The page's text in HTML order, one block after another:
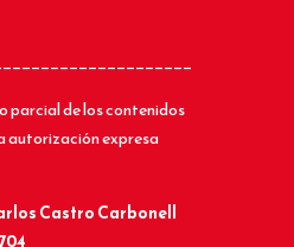
parcial de los contenidos
autorización expresa
Castro Carbonell